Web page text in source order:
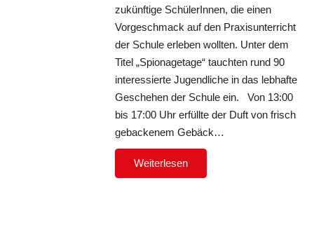
zukünftige SchülerInnen, die einen
Vorgeschmack auf den Praxisunterricht
der Schule erleben wollten. Unter dem
Titel „Spionagetage“ tauchten rund 90
interessierte Jugendliche in das lebhafte
Geschehen der Schule ein. Von 13:00
bis 17:00 Uhr erfüllte der Duft von frisch
gebackenem Gebäck…
Weiterlesen